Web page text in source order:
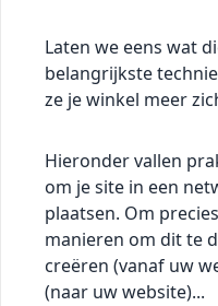
Laten we eens wat
belangrijkste
ze je winkel meer
Hieronder vallen
om je site in een
plaatsen. Om
manieren om dit te
creëren (vanaf uw
(naar uw website)...